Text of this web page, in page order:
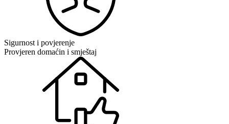
Sigurnost i povjerenje
Provjeren domaćin i smještaj